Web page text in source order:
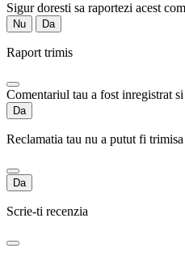
Sigur doresti sa raportezi acest
Nu Da
Raport trimis
Comentariul tau a fost inregistrat
Da
Reclamatia tau nu a putut fi trimisa
Da
Scrie-ti recenzia